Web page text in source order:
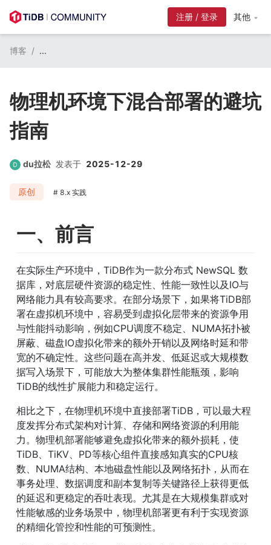
其他
博客 / ...
物理机环境下混合部署的避坑
指南
du拉松发表于 2025-12-29
原创 8.x 实践
一、前言
在实际生产环境中，TiDB作为一款分布式 NewSQL 数
据库，对底层硬件资源的稳定性、性能一致性以及IO与
网络能力具有较高要求。在部分场景下，如果将TiDB部
署在虚拟机环境中，容易受到虚拟化层带来的资源争用
与性能抖动影响，例如CPU调度不稳定、NUMA拓扑被
屏蔽、磁盘IO虚拟化带来的额外开销以及网络时延和带
宽的不确定性。这些问题在高并发、低延迟或大规模数
据写入场景下，可能放大为整体集群性能瓶颈，影响
TiDB的线性扩展能力和稳定运行。
相比之下，在物理机环境中直接部署TiDB，可以最大程
度发挥分布式架构对计算、存储和网络资源的利用能
力。物理机部署能够避免虚拟化带来的额外损耗，使
TiDB、TiKV、PD等核心组件直接感知真实的CPU核
数、NUMA结构、本地磁盘性能以及网络拓扑，从而在
事务处理、数据调度和副本复制等关键路径上获得更低
的延迟和更稳定的吞吐表现。尤其是在大规模集群或对
性能敏感的业务场景中，物理机部署更有利于实现资源
的精细化管控和性能的可预测性。